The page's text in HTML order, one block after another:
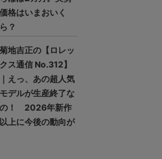
価格はいまおいく
ら？
菊地吉正の【ロレッ
クス通信 No.312】
｜えっ、あの超人気
モデルが生産終了な
の！ 2026年新作
以上に今後の動向が